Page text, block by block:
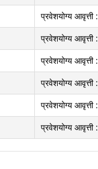
प्रवेशयोग्य आवृत्ती :
प्रवेशयोग्य आवृत्ती :
प्रवेशयोग्य आवृत्ती :
प्रवेशयोग्य आवृत्ती :
प्रवेशयोग्य आवृत्ती :
प्रवेशयोग्य आवृत्ती :